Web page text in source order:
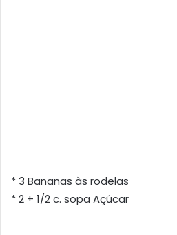
* 3 Bananas às rodelas
* 2 + 1/2 c. sopa Açúcar